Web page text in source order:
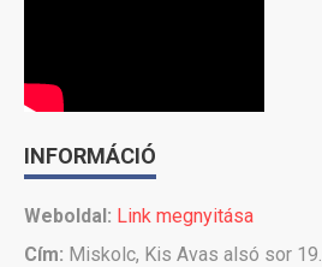
INFORMÁCIÓ
Weboldal: Link megnyitása
Cím: Miskolc, Kis Avas alsó sor 19.